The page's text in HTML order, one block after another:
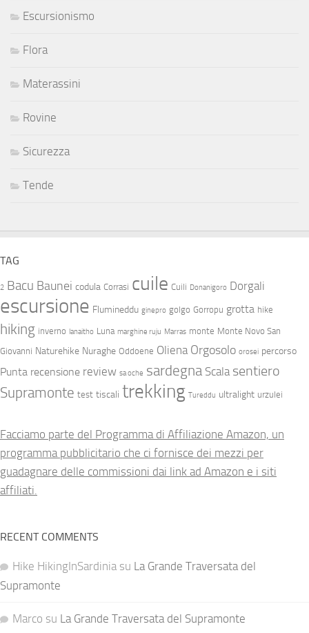
Escursionismo
Flora
Materassini
Rovine
Sicurezza
Tende
TAG
2 Bacu Baunei codula Corrasi cuile Cuili Donanigoro Dorgali
escursione Flumineddu ginepro golgo Gorropu grotta hike
hiking inverno lanaitho Luna marghine ruju Marras monte Monte Novo San
Giovanni Naturehike Nuraghe Oddoene Oliena Orgosolo orosei percorso
Punta recensione review sa oche sardegna Scala sentiero
Supramonte test tiscali trekking Tureddu ultralight urzulei
Facciamo parte del Programma di Affiliazione Amazon, un
programma pubblicitario che ci fornisce dei mezzi per
guadagnare delle commissioni dai link ad Amazon e i siti
affiliati.
RECENT COMMENTS
Hike HikingInSardinia su La Grande Traversata del
Supramonte
Marco su La Grande Traversata del Supramonte